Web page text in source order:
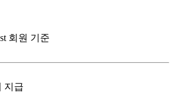
회원 기준
지급